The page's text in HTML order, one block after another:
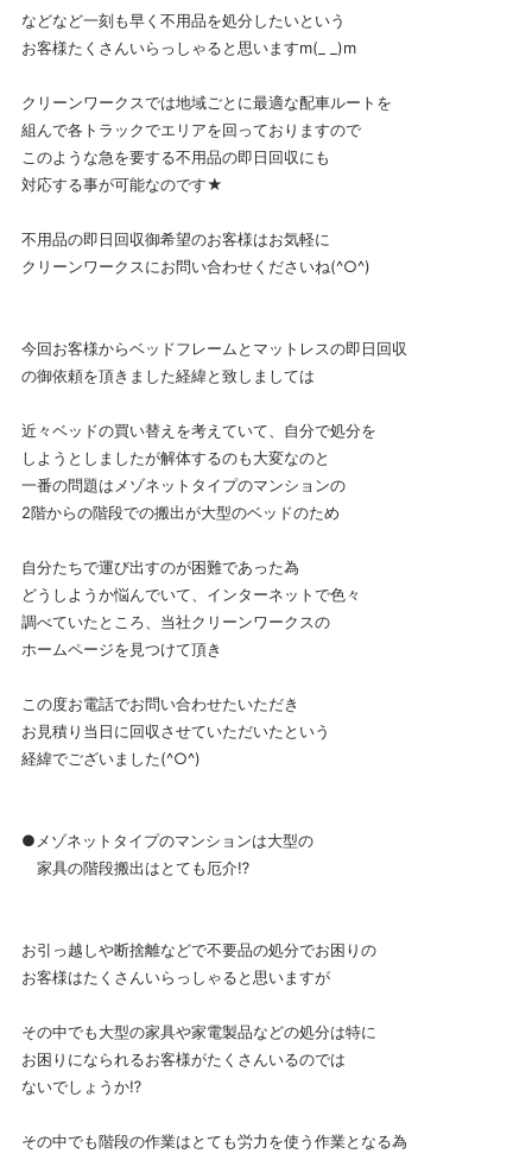
などなど一刻も早く不用品を処分したいという
お客様たくさんいらっしゃると思いますm(_ _)m
クリーンワークスでは地域ごとに最適な配車ルートを
組んで各トラックでエリアを回っておりますので
このような急を要する不用品の即日回収にも
対応する事が可能なのです★
不用品の即日回収御希望のお客様はお気軽に
クリーンワークスにお問い合わせくださいね(^○^)
今回お客様からベッドフレームとマットレスの即日回収
の御依頼を頂きました経緯と致しましては
近々ベッドの買い替えを考えていて、自分で処分を
しようとしましたが解体するのも大変なのと
一番の問題はメゾネットタイプのマンションの
2階からの階段での搬出が大型のベッドのため
自分たちで運び出すのが困難であった為
どうしようか悩んでいて、インターネットで色々
調べていたところ、当社クリーンワークスの
ホームページを見つけて頂き
この度お電話でお問い合わせたいただき
お見積り当日に回収させていただいたという
経緯でございました(^○^)
●メゾネットタイプのマンションは大型の
家具の階段搬出はとても厄介⁉️
お引っ越しや断捨離などで不要品の処分でお困りの
お客様はたくさんいらっしゃると思いますが
その中でも大型の家具や家電製品などの処分は特に
お困りになられるお客様がたくさんいるのでは
ないでしょうか⁉️
その中でも階段の作業はとても労力を使う作業となる為